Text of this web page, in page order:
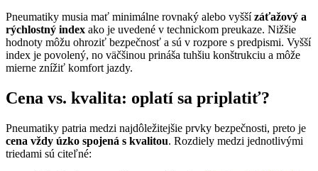
Pneumatiky musia mať minimálne rovnaký alebo vyšší záťažový a
rýchlostný index ako je uvedené v technickom preukaze. Nižšie
hodnoty môžu ohroziť bezpečnosť a sú v rozpore s predpismi. Vyšší
index je povolený, no väčšinou prináša tuhšiu konštrukciu a môže
mierne znížiť komfort jazdy.
Cena vs. kvalita: oplatí sa priplatiť?
Pneumatiky patria medzi najdôležitejšie prvky bezpečnosti, preto je
cena vždy úzko spojená s kvalitou. Rozdiely medzi jednotlivými
triedami sú citeľné: